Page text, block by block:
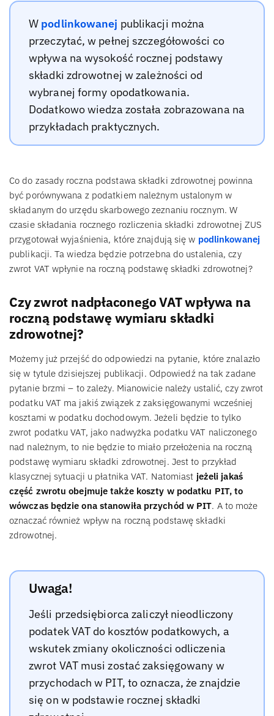
W podlinkowanej publikacji można
przeczytać, w pełnej szczegółowości co
wpływa na wysokość rocznej podstawy
składki zdrowotnej w zależności od
wybranej formy opodatkowania.
Dodatkowo wiedza została zobrazowana na
przykładach praktycznych.
Co do zasady roczna podstawa składki zdrowotnej powinna
być porównywana z podatkiem należnym ustalonym w
składanym do urzędu skarbowego zeznaniu rocznym. W
czasie składania rocznego rozliczenia składki zdrowotnej ZUS
przygotował wyjaśnienia, które znajdują się w podlinkowanej
publikacji. Ta wiedza będzie potrzebna do ustalenia, czy
zwrot VAT wpłynie na roczną podstawę składki zdrowotnej?
Czy zwrot nadpłaconego VAT wpływa na
roczną podstawę wymiaru składki
zdrowotnej?
Możemy już przejść do odpowiedzi na pytanie, które znalazło
się w tytule dzisiejszej publikacji. Odpowiedź na tak zadane
pytanie brzmi – to zależy. Mianowicie należy ustalić, czy zwrot
podatku VAT ma jakiś związek z zaksięgowanymi wcześniej
kosztami w podatku dochodowym. Jeżeli będzie to tylko
zwrot podatku VAT, jako nadwyżka podatku VAT naliczonego
nad należnym, to nie będzie to miało przełożenia na roczną
podstawę wymiaru składki zdrowotnej. Jest to przykład
klasycznej sytuacji u płatnika VAT. Natomiast jeżeli jakaś
część zwrotu obejmuje także koszty w podatku PIT, to
wówczas będzie ona stanowiła przychód w PIT. A to może
oznaczać również wpływ na roczną podstawę składki
zdrowotnej.
Uwaga!
Jeśli przedsiębiorca zaliczył nieodliczony
podatek VAT do kosztów podatkowych, a
wskutek zmiany okoliczności odliczenia
zwrot VAT musi zostać zaksięgowany w
przychodach w PIT, to oznacza, że znajdzie
się on w podstawie rocznej składki